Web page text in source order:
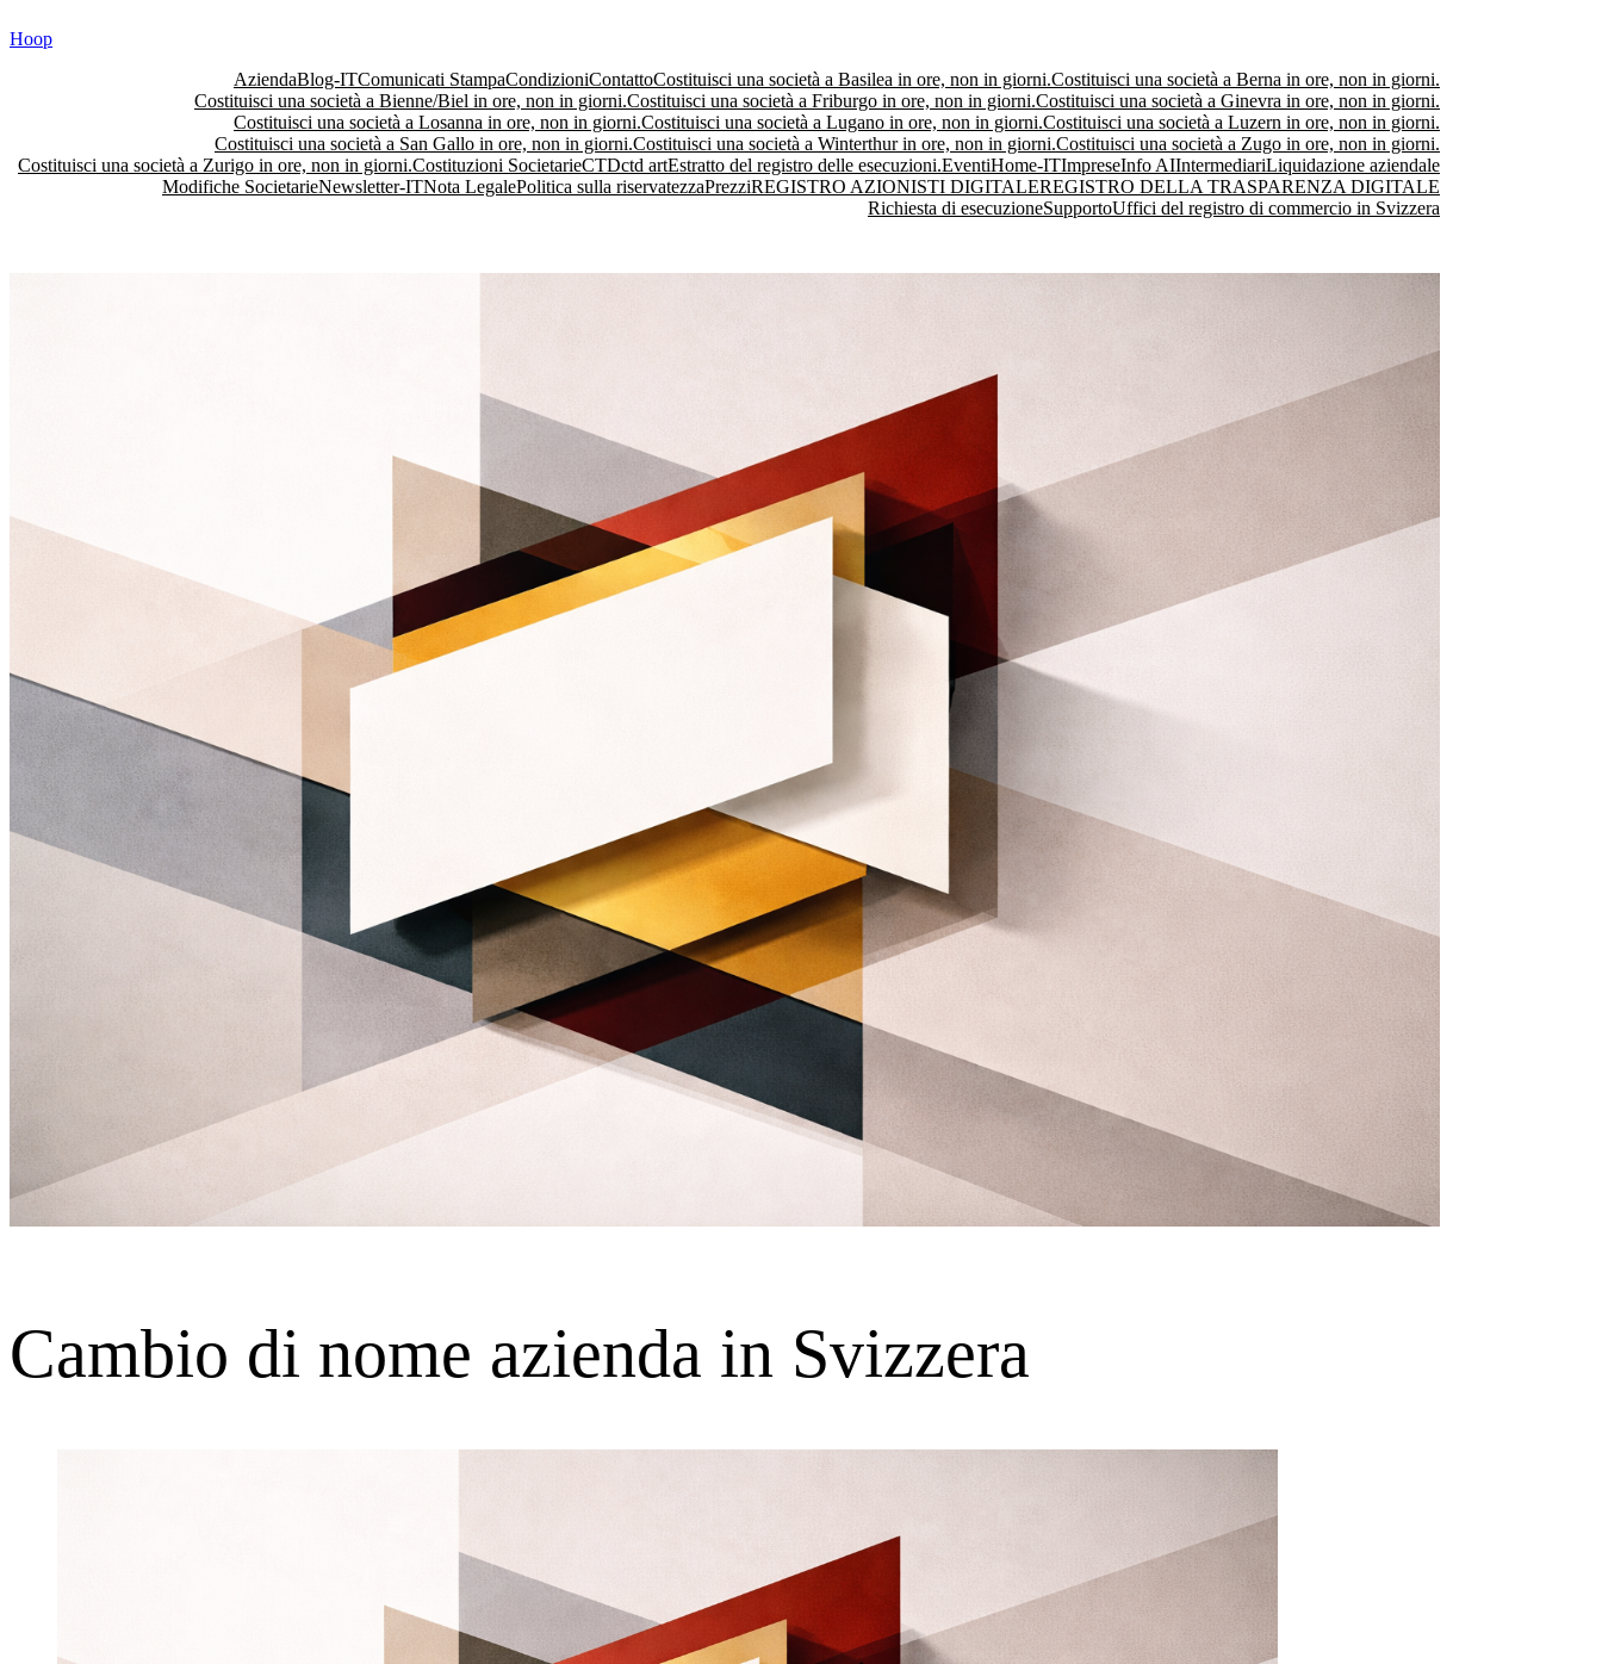
al
Hoop
AziendaBlog-ITComunicati StampaCondizioniContattoCostituisci una società a Basilea in ore, non in giorni.Costituisci una società a Berna in ore, non in giorni.
Costituisci una società a Bienne/Biel in ore, non in giorni.Costituisci una società a Friburgo in ore, non in giorni.Costituisci una società a Ginevra in ore, non in giorni.
Costituisci una società a Losanna in ore, non in giorni.Costituisci una società a Lugano in ore, non in giorni.Costituisci una società a Luzern in ore, non in giorni.
Costituisci una società a San Gallo in ore, non in giorni.Costituisci una società a Winterthur in ore, non in giorni.Costituisci una società a Zugo in ore, non in giorni.
Costituisci una società a Zurigo in ore, non in giorni.Costituzioni SocietarieCTDctd artEstratto del registro delle esecuzioni.EventiHome-ITImpreseInfo AIIntermediariLiquidazione aziendale
Modifiche SocietarieNewsletter-ITNota LegalePolitica sulla riservatezzaPrezziREGISTRO AZIONISTI DIGITALEREGISTRO DELLA TRASPARENZA DIGITALE
Richiesta di esecuzioneSupportoUffici del registro di commercio in Svizzera
Cambio di nome azienda in Svizzera